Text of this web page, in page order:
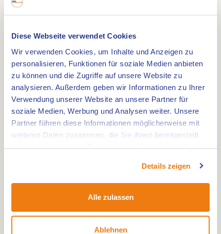
Diese Webseite verwendet Cookies
Wir verwenden Cookies, um Inhalte und Anzeigen zu
personalisieren, Funktionen für soziale Medien anbieten
zu können und die Zugriffe auf unsere Website zu
analysieren. Außerdem geben wir Informationen zu Ihrer
Verwendung unserer Website an unsere Partner für
soziale Medien, Werbung und Analysen weiter. Unsere
Partner führen diese Informationen möglicherweise mit
weiteren Daten zusammen, die Sie ihnen bereitgestellt
haben oder die sie im Rahmen Ihrer Nutzung der Dienste
Details zeigen
Alle zulassen
Ablehnen
Der gemütliche Wochenmarkt in Reuver findet
jeden Freitag von 13:00 bis 18:00 Uhr im Zentrum
Auf dem Wochenmarkt Reuver, einem
wöchentlichen Freitagsmarkt, können Sie sowohl
große als auch etwas kleinere Lebensmittel
einkaufen. Es gibt mehrere Marktstände mit einer